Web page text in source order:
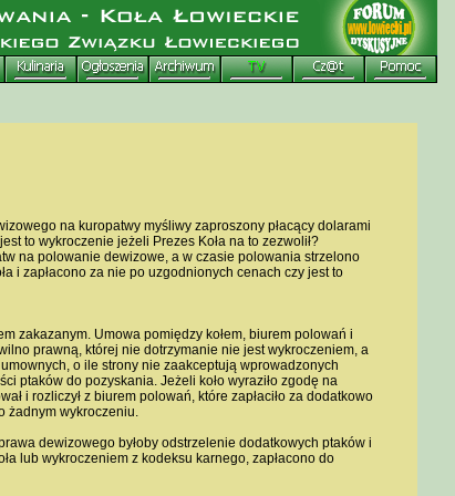
na kuropatwy myśliwy zaproszony płacący dolarami
to wykroczenie jeżeli Prezes Koła na to zezwolił?
na polowanie dewizowe, a w czasie polowania strzelono
i zapłacono za nie po uzgodnionych cenach czy jest to
zakazanym. Umowa pomiędzy kołem, biurem polowań i
prawną, której nie dotrzymanie nie jest wykroczeniem, a
o ile strony nie zaakceptują wprowadzonych
ptaków do pozyskania. Jeżeli koło wyraziło zgodę na
i rozliczył z biurem polowań, które zapłaciło za dodatkowo
żadnym wykroczeniu.
dewizowego byłoby odstrzelenie dodatkowych ptaków i
lub wykroczeniem z kodeksu karnego, zapłacono do